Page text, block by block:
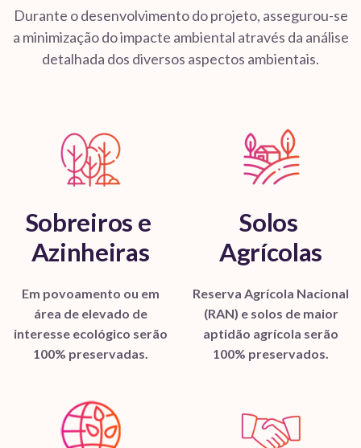
Durante o desenvolvimento do projeto, assegurou-se
a minimização do impacte ambiental através da análise
detalhada dos diversos aspectos ambientais.
Sobreiros e
Azinheiras
Em povoamento ou em
área de elevado de
interesse ecológico serão
100% preservadas.
Solos
Agrícolas
Reserva Agrícola Nacional
(RAN) e solos de maior
aptidão agrícola serão
100% preservados.